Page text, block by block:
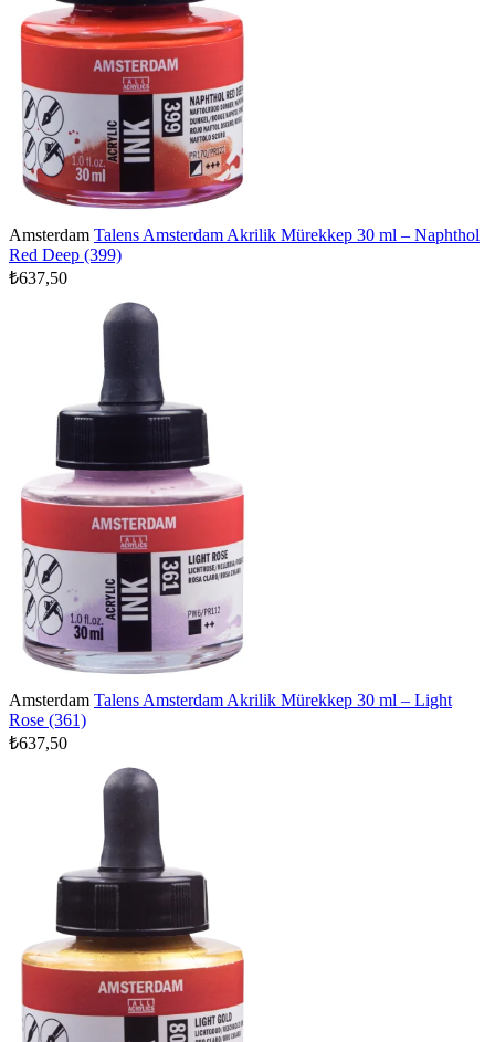
Amsterdam Talens Amsterdam Akrilik Mürekkep 30 ml – Naphthol
Red Deep (399)
₺637,50
Amsterdam Talens Amsterdam Akrilik Mürekkep 30 ml – Light
Rose (361)
₺637,50